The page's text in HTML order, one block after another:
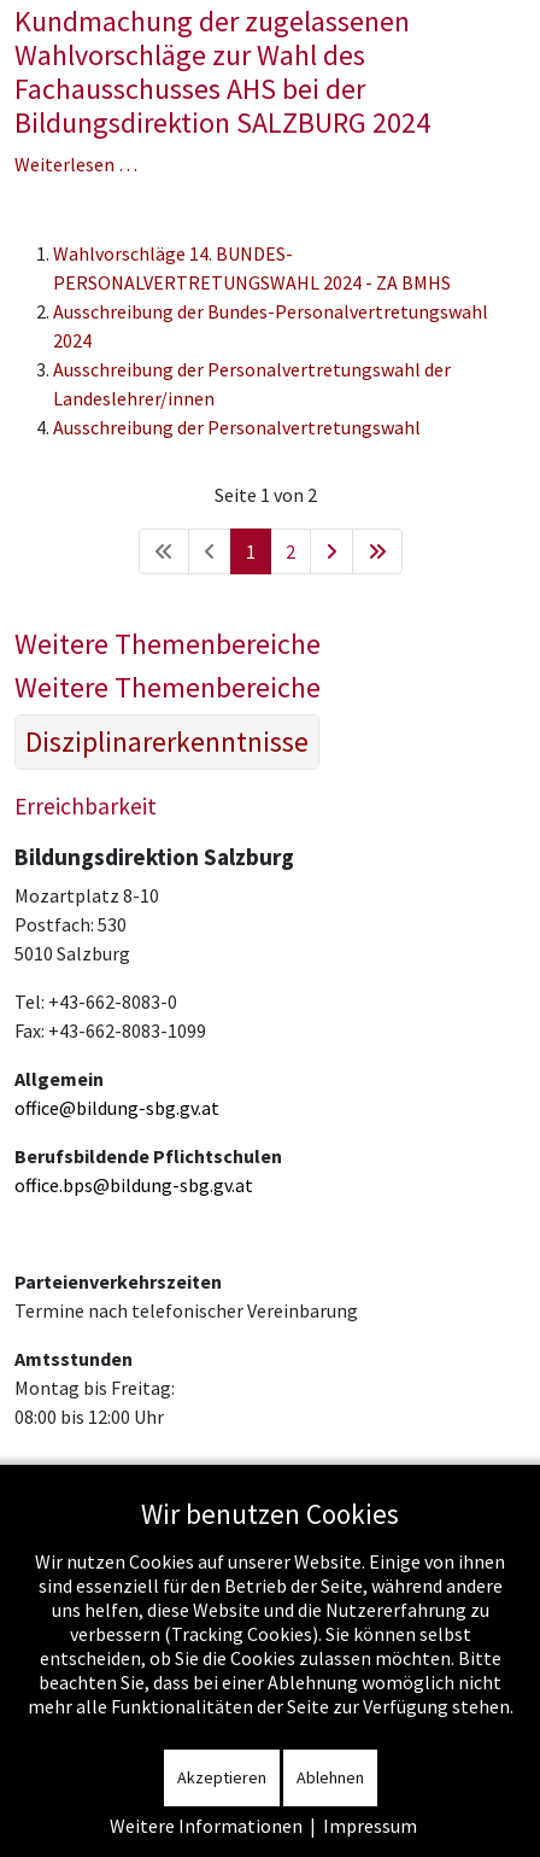
Kundmachung der zugelassenen
Wahlvorschläge zur Wahl des
Fachausschusses AHS bei der
Bildungsdirektion SALZBURG 2024
Weiterlesen …
Wahlvorschläge 14. BUNDES-
PERSONALVERTRETUNGSWAHL 2024 - ZA BMHS
Ausschreibung der Bundes-Personalvertretungswahl
2024
Ausschreibung der Personalvertretungswahl der
Landeslehrer/innen
Ausschreibung der Personalvertretungswahl
Seite 1 von 2
1 2
Weitere Themenbereiche
Weitere Themenbereiche
Disziplinarerkenntnisse
Erreichbarkeit
Bildungsdirektion Salzburg
Mozartplatz 8-10
Postfach: 530
5010 Salzburg
Tel: +43-662-8083-0
Fax: +43-662-8083-1099
Allgemein
office@bildung-sbg.gv.at
Berufsbildende Pflichtschulen
office.bps@bildung-sbg.gv.at
Parteienverkehrszeiten
Termine nach telefonischer Vereinbarung
Amtsstunden
Montag bis Freitag:
08:00 bis 12:00 Uhr
Feed-EinträgeWir benutzen Cookies
Wir nutzen Cookies auf unserer Website. Einige von ihnen
sind essenziell für den Betrieb der Seite, während andere
uns helfen, diese Website und die Nutzererfahrung zu
verbessern (Tracking Cookies). Sie können selbst
entscheiden, ob Sie die Cookies zulassen möchten. Bitte
beachten Sie, dass bei einer Ablehnung womöglich nicht
mehr alle Funktionalitäten der Seite zur Verfügung stehen.
Akzeptieren Ablehnen
Weitere Informationen | Impressum